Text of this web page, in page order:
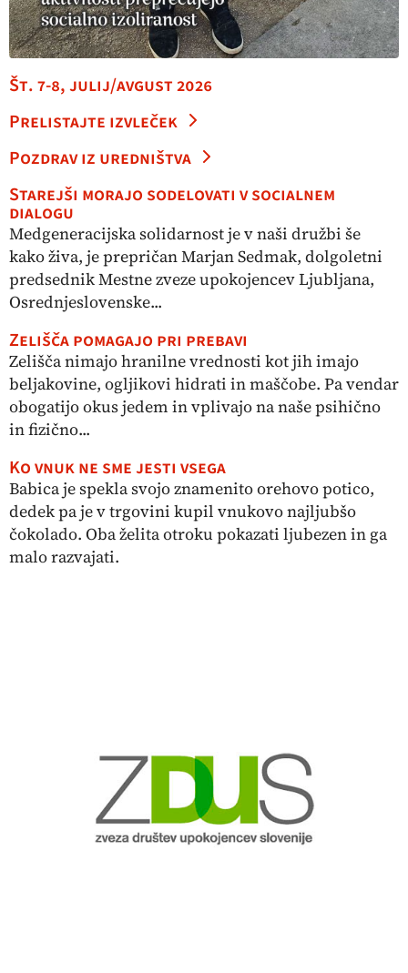
Št. 7-8, julij/avgust 2026
Prelistajte izvleček
Pozdrav iz uredništva
Starejši morajo sodelovati v socialnem
dialogu
Medgeneracijska solidarnost je v naši družbi še
kako živa, je prepričan Marjan Sedmak, dolgoletni
predsednik Mestne zveze upokojencev Ljubljana,
Osrednjeslovenske...
Zelišča pomagajo pri prebavi
Zelišča nimajo hranilne vrednosti kot jih imajo
beljakovine, ogljikovi hidrati in maščobe. Pa vendar
obogatijo okus jedem in vplivajo na naše psihično
in fizično...
Ko vnuk ne sme jesti vsega
Babica je spekla svojo znamenito orehovo potico,
dedek pa je v trgovini kupil vnukovo najljubšo
čokolado. Oba želita otroku pokazati ljubezen in ga
malo razvajati.